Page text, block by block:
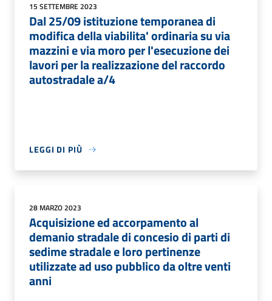
15 SETTEMBRE 2023
Dal 25/09 istituzione temporanea di
modifica della viabilita' ordinaria su via
mazzini e via moro per l'esecuzione dei
lavori per la realizzazione del raccordo
autostradale a/4
LEGGI DI PIÙ
28 MARZO 2023
Acquisizione ed accorpamento al
demanio stradale di concesio di parti di
sedime stradale e loro pertinenze
utilizzate ad uso pubblico da oltre venti
anni